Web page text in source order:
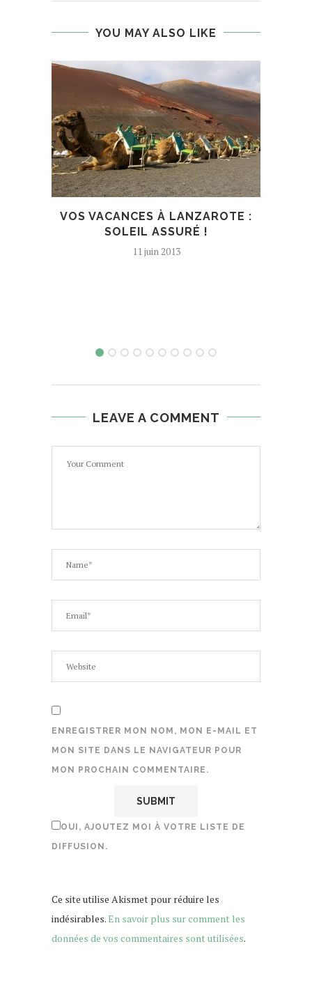
YOU MAY ALSO LIKE
VOS VACANCES À LANZAROTE :
SOLEIL ASSURÉ !
11 juin 2013
LEAVE A COMMENT
ENREGISTRER MON NOM, MON E-MAIL ET
MON SITE DANS LE NAVIGATEUR POUR
MON PROCHAIN COMMENTAIRE.
OUI, AJOUTEZ MOI À VOTRE LISTE DE
DIFFUSION.
Ce site utilise Akismet pour réduire les
indésirables.En savoir plus sur comment les
données de vos commentaires sont utilisées.